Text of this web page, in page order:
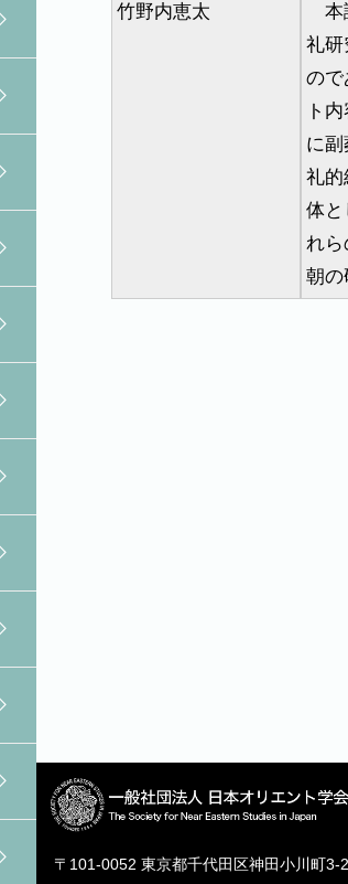
竹野内恵太
本
礼研
ので
ト
に
礼
体と
れら
朝の
〒101-0052 東京都千代田区神田小川町3-